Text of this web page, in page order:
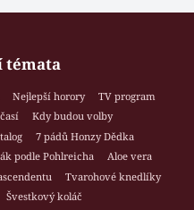
témata
Nejlepší horory
TV program
Kdy budou volby
7 pádů Honzy Dědka
podle Pohlreicha
Aloe vera
Tvarohové knedlíky
Švestkový koláč